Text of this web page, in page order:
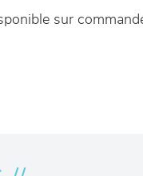
sur